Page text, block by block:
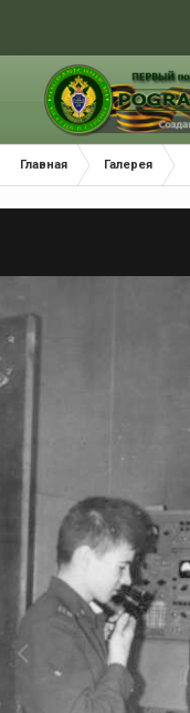
Главная Галерея